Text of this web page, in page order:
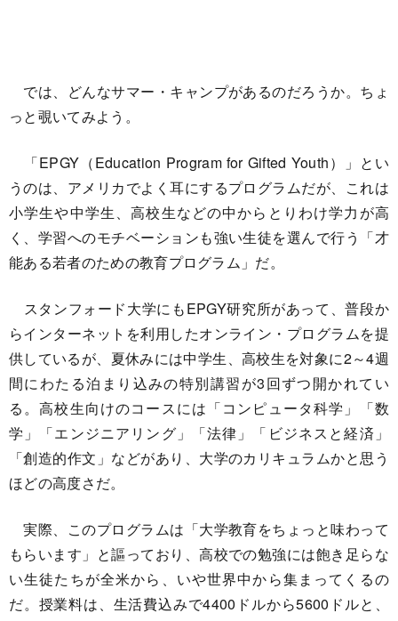
では、どんなサマー・キャンプがあるのだろうか。ちょ
っと覗いてみよう。
「EPGY（Education Program for Gifted Youth）」とい
うのは、アメリカでよく耳にするプログラムだが、これは
小学生や中学生、高校生などの中からとりわけ学力が高
く、学習へのモチベーションも強い生徒を選んで行う「才
能ある若者のための教育プログラム」だ。
スタンフォード大学にもEPGY研究所があって、普段か
らインターネットを利用したオンライン・プログラムを提
供しているが、夏休みには中学生、高校生を対象に2～4週
間にわたる泊まり込みの特別講習が3回ずつ開かれてい
る。高校生向けのコースには「コンピュータ科学」「数
学」「エンジニアリング」「法律」「ビジネスと経済」
「創造的作文」などがあり、大学のカリキュラムかと思う
ほどの高度さだ。
実際、このプログラムは「大学教育をちょっと味わって
もらいます」と謳っており、高校での勉強には飽き足らな
い生徒たちが全米から、いや世界中から集まってくるの
だ。授業料は、生活費込みで4400ドルから5600ドルと、